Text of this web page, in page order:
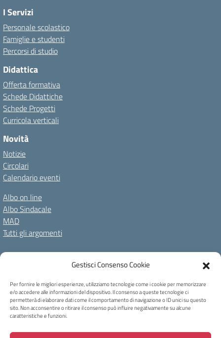
Gestisci Consenso Cookie
Per fornire le migliori esperienze, utilizziamo tecnologie come i cookie per memorizzare
e/o accedere alle informazioni del dispositivo. Il consenso a queste tecnologie ci
permetterà di elaborare dati come il comportamento di navigazione o ID unici su questo
sito. Non acconsentire o ritirare il consenso può influire negativamente su alcune
caratteristiche e funzioni.
I Servizi
Personale scolastico
Famiglie e studenti
Percorsi di studio
Didattica
Offerta formativa
Schede Didattiche
Schede Progetti
Curricola verticali
Novità
Notizie
Circolari
Calendario eventi
Albo on line
Albo Sindacale
MAD
Tutti gli argomenti
Amministrazione Trasparente
Spazio repositoryAccessibilitàNote LegaliPrivacy Policy
Cookie Policy
Copyright 2023 - I.C Tina Merlin - Belluno